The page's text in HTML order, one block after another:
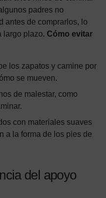
padres no
antes de comprarlos, lo
largo plazo. Cómo evitar
los zapatos y camine por
se mueven.
de malestar, como
con materiales suaves
a la forma de los pies de
del apoyo